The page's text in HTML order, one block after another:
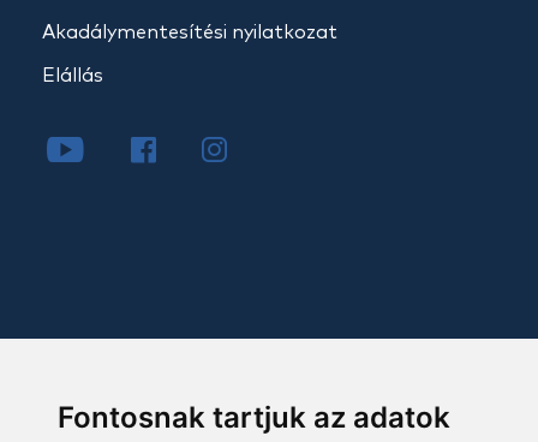
Fontosnak tartjuk az adatok
Akadálymentesítési nyilatkozat
Elállás